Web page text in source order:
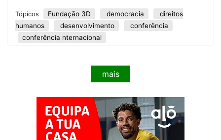
Tópicos Fundação 3D democracia
direitos
humanos
desenvolvimento
conferência
conferência nternacional
mais